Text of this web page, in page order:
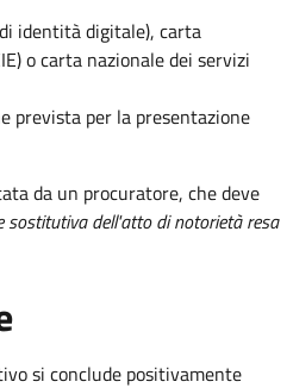
identità digitale), carta
o carta nazionale dei servizi
prevista per la presentazione
da un procuratore, che deve
sostitutiva dell'atto di notorietà resa
si conclude positivamente